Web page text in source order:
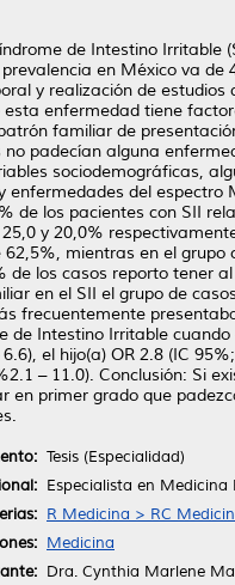
de Intestino
en México va
y realización de estudios
enfermedad tiene
familiar de
no padecían alguna
sociodemográficas,
enfermedades del espectro
de los pacientes con SII
y 20,0%
62,5%, mientras en el
de los casos reporto tener
en el SII el grupo de
frecuentemente
de Intestino Irritable
el hijo(a) OR 2.8 (IC
– 11.0). Conclusión: Si
en primer grado que
Tesis (Especialidad)
Especialista en Medicina
R Medicina > RC
Medicina
Dra. Cynthia Marlene